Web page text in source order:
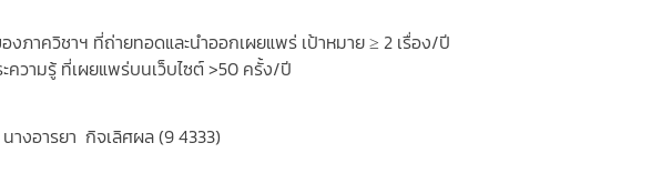
งภาควิชาฯ ที่ถ่ายทอดและนำออกเผยแพร่ เป้าหมาย ≥ 2 เรื่อง/ปี
ะความรู้ ที่เผยแพร่บนเว็บไซต์ >50 ครั้ง/ปี
างอารยา กิจเลิศผล (9 4333)